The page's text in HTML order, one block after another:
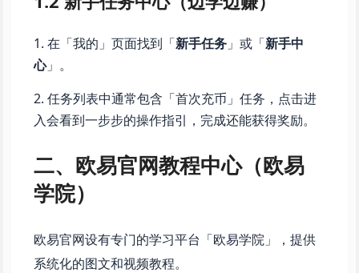
在「我的」页面找到「新手任务 」或「新手中
心」。
任务列表中通常包含「首次充币」任务，点击进
入会看到一步步的操作指引，完成还能获得奖励。
二、欧易官网教程中心（欧易
学院）
欧易官网设有专门的学习平台「欧易学院」，提供
系统化的图文和视频教程。